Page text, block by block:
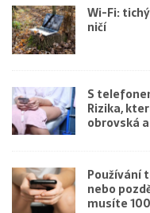
Wi-Fi:
ničí
S
Rizika,
obrovská
Používání
nebo
musíte